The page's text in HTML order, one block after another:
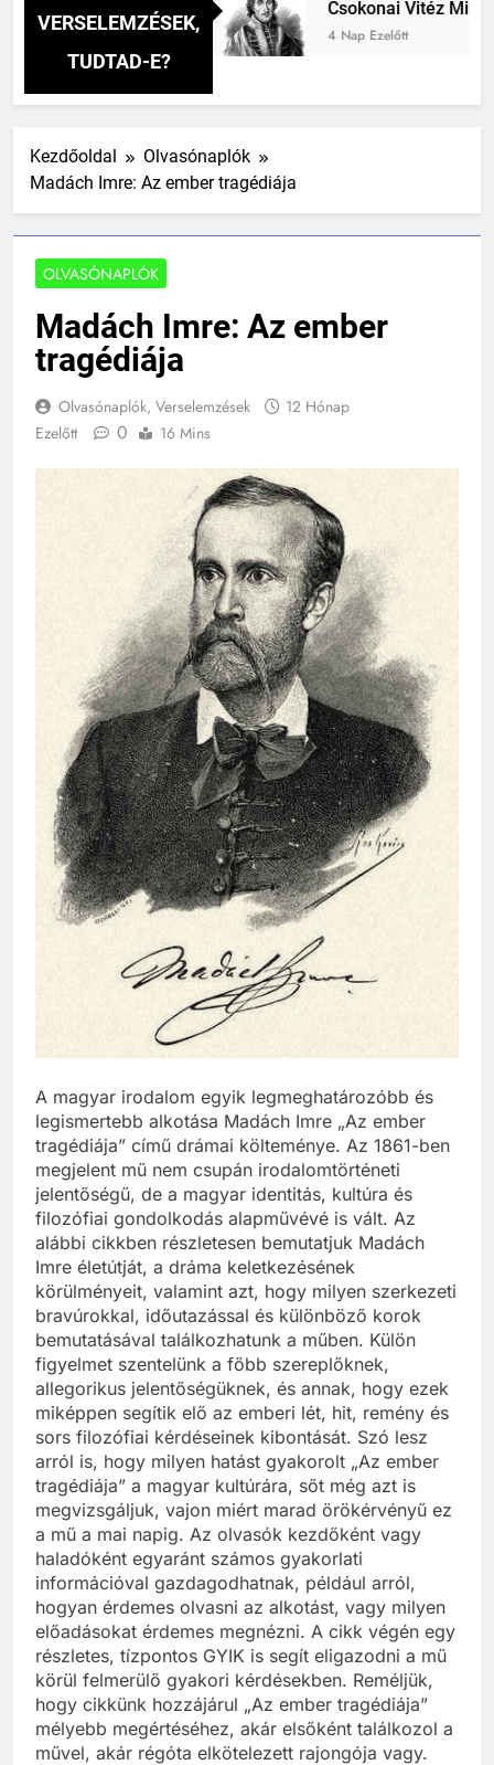
VERSELEMZÉSEK,
TUDTAD-E?
Csokonai Vitéz Mihály: A
4 Nap Ezelőtt
Kezdőoldal
Olvasónaplók
Madách Imre: Az ember tragédiája
OLVASÓNAPLÓK
Madách Imre: Az ember
tragédiája
Olvasónaplók, Verselemzések
12 Hónap
Ezelőtt
0 16 Mins
A magyar irodalom egyik legmeghatározóbb és
legismertebb alkotása Madách Imre „Az ember
tragédiája” című drámai költeménye. Az 1861-ben
megjelent mű nem csupán irodalomtörténeti
jelentőségű, de a magyar identitás, kultúra és
filozófiai gondolkodás alapművévé is vált. Az
alábbi cikkben részletesen bemutatjuk Madách
Imre életútját, a dráma keletkezésének
körülményeit, valamint azt, hogy milyen szerkezeti
bravúrokkal, időutazással és különböző korok
bemutatásával találkozhatunk a műben. Külön
figyelmet szentelünk a főbb szereplőknek,
allegorikus jelentőségüknek, és annak, hogy ezek
miképpen segítik elő az emberi lét, hit, remény és
sors filozófiai kérdéseinek kibontását. Szó lesz
arról is, hogy milyen hatást gyakorolt „Az ember
tragédiája” a magyar kultúrára, sőt még azt is
megvizsgáljuk, vajon miért marad örökérvényű ez
a mű a mai napig. Az olvasók kezdőként vagy
haladóként egyaránt számos gyakorlati
információval gazdagodhatnak, például arról,
hogyan érdemes olvasni az alkotást, vagy milyen
előadásokat érdemes megnézni. A cikk végén egy
részletes, tízpontos GYIK is segít eligazodni a mű
körül felmerülő gyakori kérdésekben. Reméljük,
hogy cikkünk hozzájárul „Az ember tragédiája”
mélyebb megértéséhez, akár elsőként találkozol a
művel, akár régóta elkötelezett rajongója vagy.